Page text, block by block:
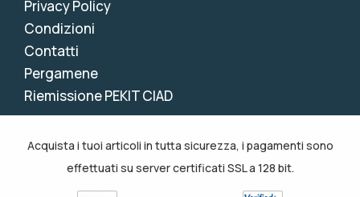
Privacy Policy
Condizioni
Contatti
Pergamene
Riemissione PEKIT CIAD
Acquista i tuoi articoli in tutta sicurezza, i pagamenti sono
effettuati su server certificati SSL a 128 bit.